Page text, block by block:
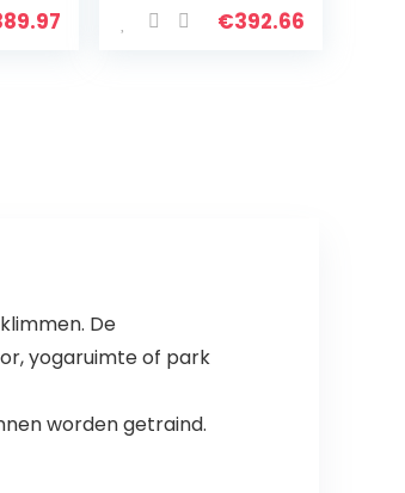
Stille Elektrische
€392.66
De
yogaruimte of park
worden getraind.